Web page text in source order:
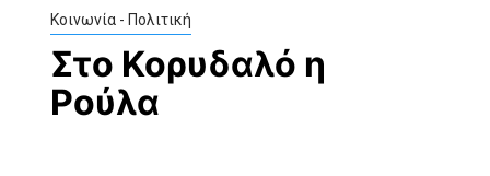
Κοινωνία - Πολιτική
Στο Κορυδαλό η
Ρούλα